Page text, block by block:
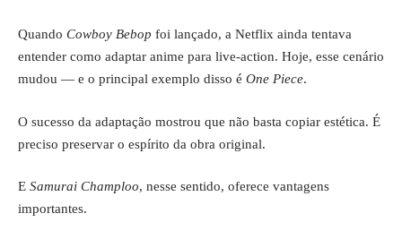
Quando Cowboy Bebop foi lançado, a Netflix ainda tentava
entender como adaptar anime para live-action. Hoje, esse cenário
mudou — e o principal exemplo disso é One Piece.
O sucesso da adaptação mostrou que não basta copiar estética. É
preciso preservar o espírito da obra original.
E Samurai Champloo, nesse sentido, oferece vantagens
importantes.